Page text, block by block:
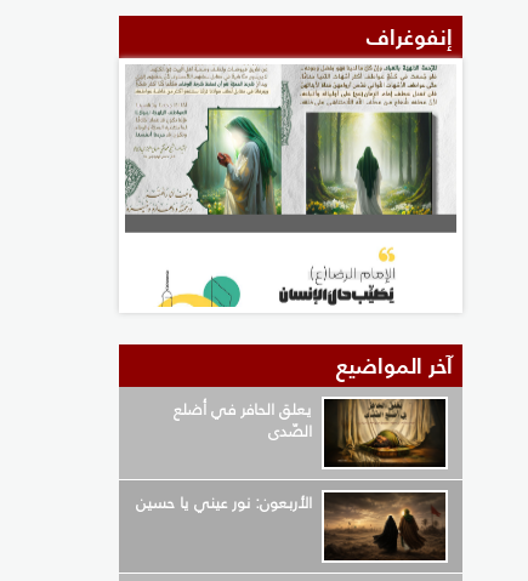
إنفوغراف
آخر المواضيع
يعلق الحافر في أضلع
الصّدى
الأربعون: نور عيني يا حسين